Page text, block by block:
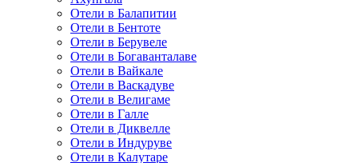
Отели в Балапитии
Отели в Бентоте
Отели в Берувеле
Отели в Богаванталаве
Отели в Вайкале
Отели в Васкадуве
Отели в Велигаме
Отели в Галле
Отели в Диквелле
Отели в Индуруве
Отели в Калутаре